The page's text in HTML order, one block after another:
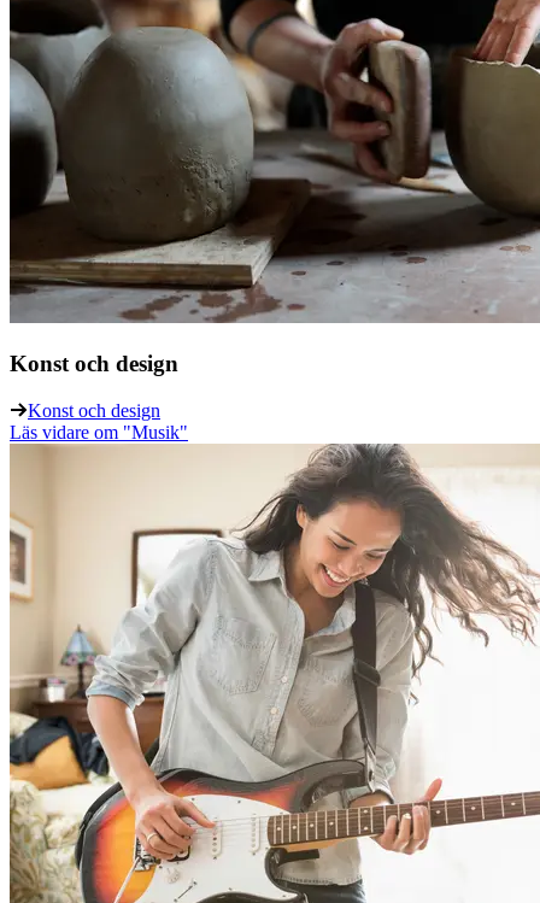
Konst och design
Konst och design
Läs vidare om "Musik"